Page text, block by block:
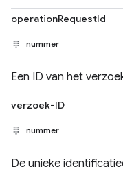
operationRequestId
nummer
Een ID van het
verzoek-ID
nummer
De unieke